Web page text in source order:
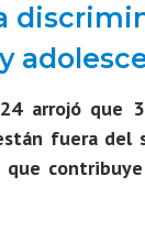
arrojó que
fuera del
que